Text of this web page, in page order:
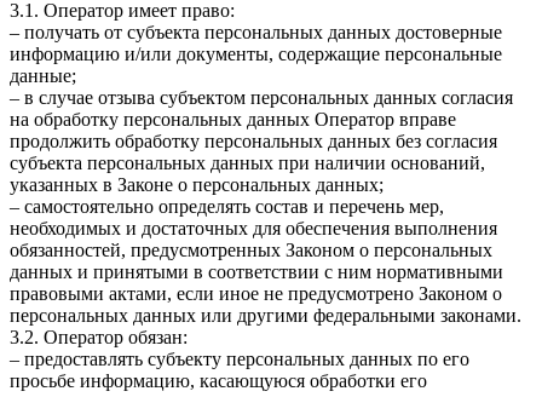
3.1. Оператор имеет право:
– получать от субъекта персональных данных достоверные
информацию и/или документы, содержащие персональные
данные;
– в случае отзыва субъектом персональных данных согласия
на обработку персональных данных Оператор вправе
продолжить обработку персональных данных без согласия
субъекта персональных данных при наличии оснований,
указанных в Законе о персональных данных;
– самостоятельно определять состав и перечень мер,
необходимых и достаточных для обеспечения выполнения
обязанностей, предусмотренных Законом о персональных
данных и принятыми в соответствии с ним нормативными
правовыми актами, если иное не предусмотрено Законом о
персональных данных или другими федеральными законами.
3.2. Оператор обязан:
– предоставлять субъекту персональных данных по его
просьбе информацию, касающуюся обработки его